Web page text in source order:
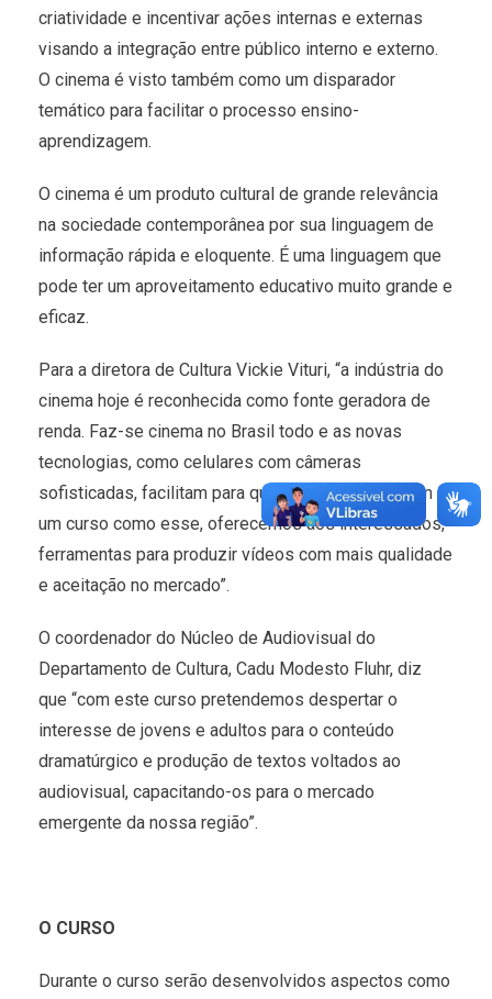
criatividade e incentivar ações internas e externas
visando a integração entre público interno e externo.
O cinema é visto também como um disparador
temático para facilitar o processo ensino-
aprendizagem.
O cinema é um produto cultural de grande relevância
na sociedade contemporânea por sua linguagem de
informação rápida e eloquente. É uma linguagem que
pode ter um aproveitamento educativo muito grande e
eficaz.
Para a diretora de Cultura Vickie Vituri, “a indústria do
cinema hoje é reconhecida como fonte geradora de
renda. Faz-se cinema no Brasil todo e as novas
tecnologias, como celulares com câmeras
sofisticadas, facilitam para que isso aconteça. Com
um curso como esse, oferecemos aos interessados,
ferramentas para produzir vídeos com mais qualidade
e aceitação no mercado”.
O coordenador do Núcleo de Audiovisual do
Departamento de Cultura, Cadu Modesto Fluhr, diz
que “com este curso pretendemos despertar o
interesse de jovens e adultos para o conteúdo
dramatúrgico e produção de textos voltados ao
audiovisual, capacitando-os para o mercado
emergente da nossa região”.
O CURSO
Durante o curso serão desenvolvidos aspectos como